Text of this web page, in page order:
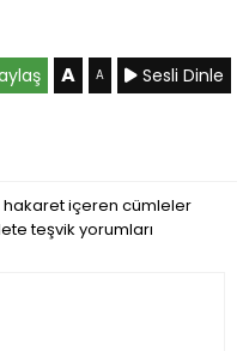
A A Sesli Dinle
hakaret içeren cümleler
teşvik yorumları